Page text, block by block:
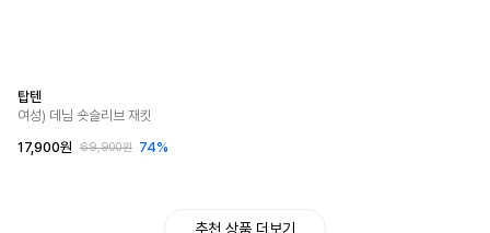
탑텐
여성) 데님 숏슬리브 재킷
17,900원
69,900원 74%
추천 상품 더보기